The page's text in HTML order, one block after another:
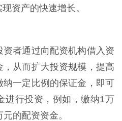
资产的快速增长。
者通过向配资机构借入资
从而扩大投资规模，提高
一定比例的保证金，即可
进行投资，例如，缴纳1万
的配资资金。